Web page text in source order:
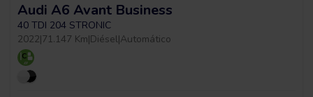
Audi A6 Avant Business
40 TDI 204 STRONIC
2022|71.147 Km|Diésel|Automático